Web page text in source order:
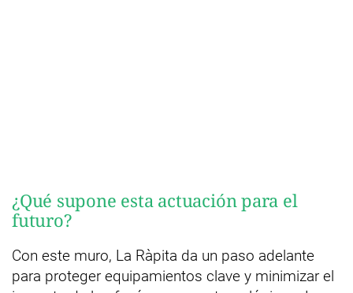
¿Qué supone esta actuación para el
futuro?
Con este muro, La Ràpita da un paso adelante
para proteger equipamientos clave y minimizar el